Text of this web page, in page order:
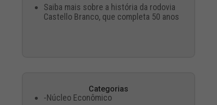
Saiba mais sobre a história da rodovia
Castello Branco, que completa 50 anos
Categorias
-Núcleo Econômico